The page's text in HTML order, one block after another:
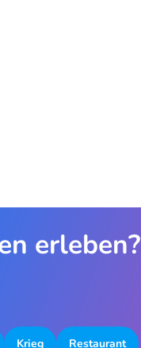
erleben?
Krieg Restaurant